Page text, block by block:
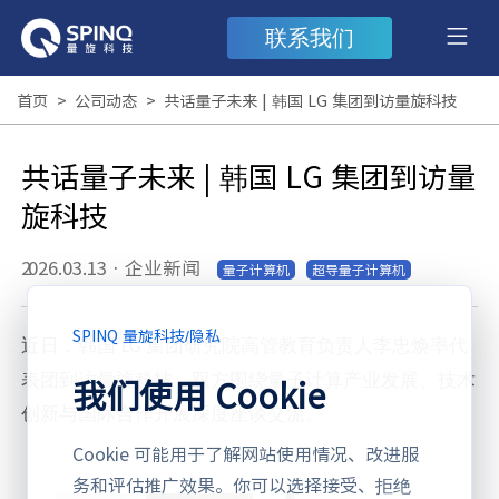
联系我们
首页 > 公司动态 > 共话量子未来 | 韩国 LG 集团到访量旋科技
共话量子未来 | 韩国 LG 集团到访量
旋科技
2026.03.13 · 企业新闻 量子计算机 超导量子计算机
近日，韩国 LG集团研究院高管教育负责人李忠焕率代
表团到访量旋科技，双方围绕量子计算产业发展、技术
创新与国际合作开展深度座谈交流。
SPINQ 量旋科技/隐私
我们使用 Cookie
Cookie 可能用于了解网站使用情况、改进服
务和评估推广效果。你可以选择接受、拒绝